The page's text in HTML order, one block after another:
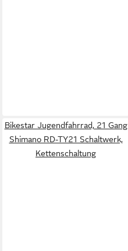
Bikestar Jugendfahrrad, 21 Gang
Shimano RD-TY21 Schaltwerk,
Kettenschaltung